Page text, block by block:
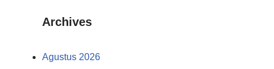
Archives
Agustus 2026